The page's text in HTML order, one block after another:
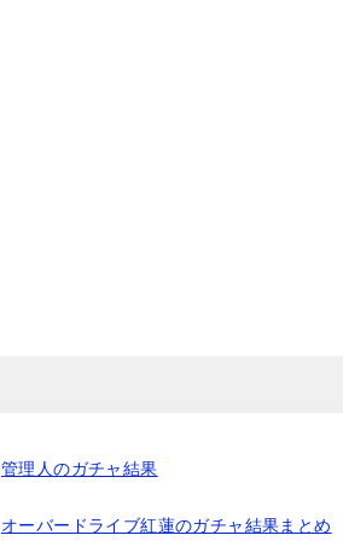
管理人のガチャ結果
オーバードライブ紅蓮のガチャ結果まとめ